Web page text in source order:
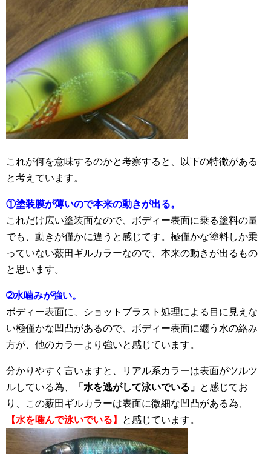
これが何を意味するのかと考察すると、以下の特徴がある
と考えています。
①塗装膜が薄いので本来の動きが出る。
これだけ広い塗装面なので、ボディー表面に乗る塗料の量
でも、動きが僅かに違うと感じてす。極僅かな塗料しか乗
っていない薮田ギルカラーなので、本来の動きが出るもの
と思います。
➁水噛みが強い。
ボディー表面に、ショットブラスト処理による目に見えな
い極僅かな凹凸があるので、ボディー表面に纏う水の絡み
方が、他のカラーより強いと感じています。
分かりやすく言いますと、リアル系カラーは表面がツルツ
ルしている為、
「水を逃がして泳いでいる」 と感じてお
り、この薮田ギルカラーは表面に微細な凹凸がある為、
【水を噛んで泳いでいる】 と感じています。